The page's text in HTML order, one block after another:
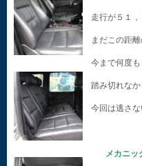
走行が５１
まだこの距
今まで何度
踏み切れな
今回は逃さな
メカニ